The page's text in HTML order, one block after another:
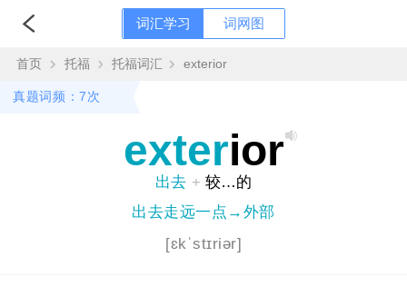
词汇学习 词网图
首页 托福 托福词汇 exterior
真题词频：7次
exterior
出去 + 较…的
出去走远一点→外部
[ɛkˈstɪriər]